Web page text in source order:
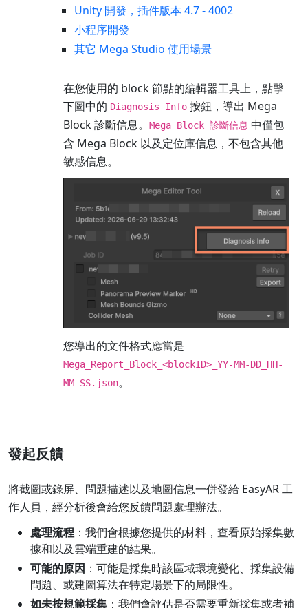
Unity 開發，插件版本 4.7 - 4002
小程序開發
其它 Mega Studio 使用場景
在您使用的 block 節點的編輯器工具上，點擊
下圖中的 Diagnosis Info 按鈕，導出 Mega
Block 診斷信息。
Mega Block 診斷信息 中僅包
含 Mega Block 以及定位庫信息，不包含其他
敏感信息。
您導出的文件格式應當是
Mega_Report_Block_<blockID>_YY-MM-DD_HH-
MM-SS.json。
發起反饋
將截圖或錄屏、問題描述以及地圖信息一併發給 EasyAR 工
作人員，經分析後會給您反饋問題處理辦法。
處理流程 ：我們會根據您提供的材料，查看原始採集數
據和以及雲端重建的結果。
可能的原因 ：可能是採集時該區域環境變化、採集設備
問題、或建圖算法在特定場景下的局限性。
如未按規範採集 ：我們會評估是否需要重新採集或者補